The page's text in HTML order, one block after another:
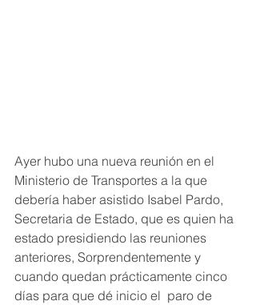
Ayer hubo una nueva reunión en el
Ministerio de Transportes a la que
debería haber asistido Isabel Pardo,
Secretaria de Estado, que es quien ha
estado presidiendo las reuniones
anteriores, Sorprendentemente y
cuando quedan prácticamente cinco
días para que dé inicio el  paro de